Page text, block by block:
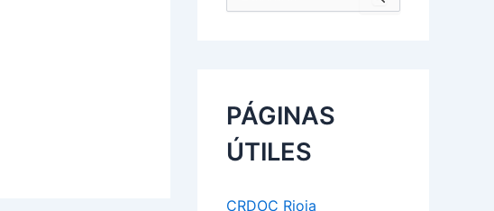
o
r
:
PÁGINAS
ÚTILES
CRDOC Rioja